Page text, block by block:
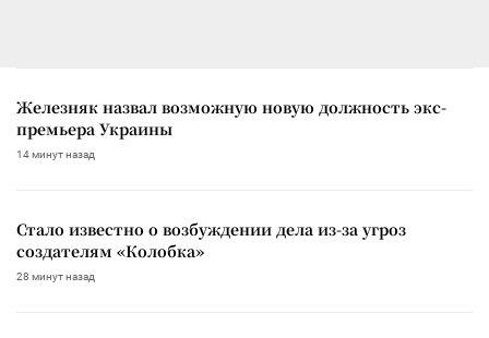
Железняк назвал возможную новую должность экс-
премьера Украины
14 минут назад
Стало известно о возбуждении дела из-за угроз
создателям «Колобка»
28 минут назад